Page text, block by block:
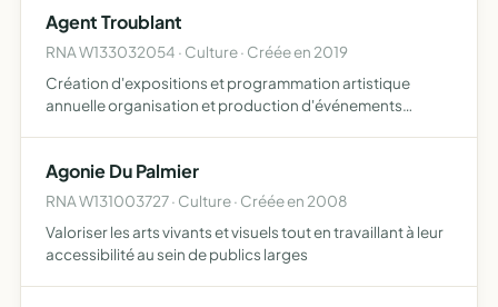
les dangers et les …
Agent Troublant
RNA W133032054 · Culture · Créée en 2019
Création d'expositions et programmation artistique
annuelle organisation et production d'événements
Agonie Du Palmier
RNA W131003727 · Culture · Créée en 2008
Valoriser les arts vivants et visuels tout en travaillant à leur
accessibilité au sein de publics larges